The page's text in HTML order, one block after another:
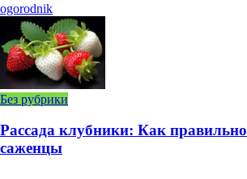
ogorodnik
Без рубрики
Рассада клубники: Как
саженцы